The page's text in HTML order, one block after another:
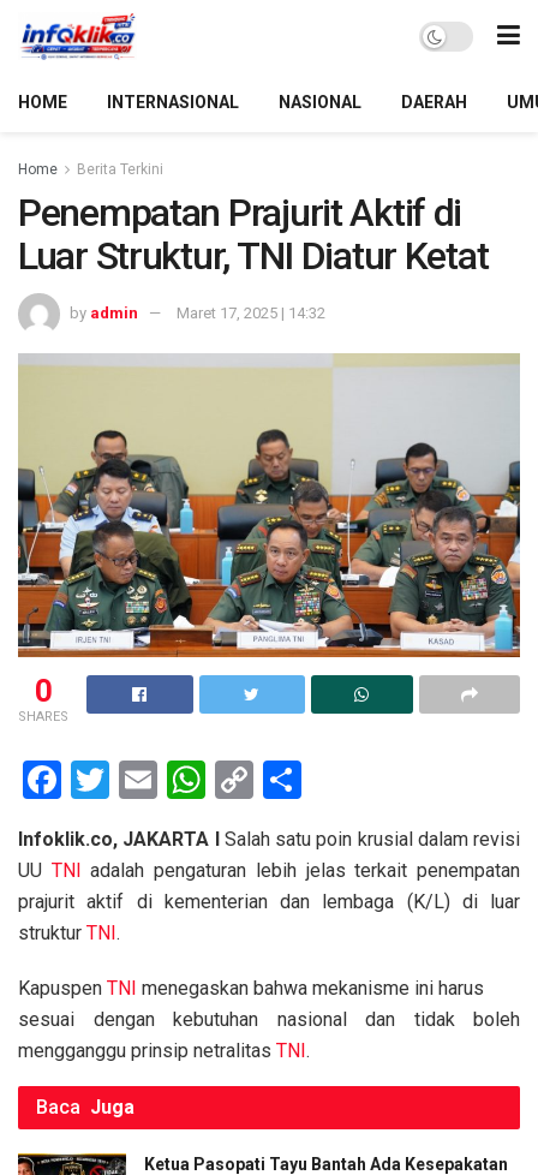
HOME INTERNASIONAL NASIONAL DAERAH
Home Berita Terkini
Penempatan Prajurit Aktif di
Luar Struktur, TNI Diatur Ketat
by admin Maret 17, 2025 | 14:32
0
SHARES
F
ce
b
o
o
k
T
tt
er
E
ail
W
at
s
p
p
C
py
Li
k
ar
e
Infoklik.co, JAKARTA ISalah satu poin krusial dalam revisi
UU TNI adalah pengaturan lebih jelas terkait penempatan
prajurit aktif di kementerian dan lembaga (K/L) di luar
struktur TNI.
Kapuspen TNI menegaskan bahwa mekanisme ini harus
sesuai dengan kebutuhan nasional dan tidak boleh
mengganggu prinsip netralitas TNI.
Baca Juga
Ketua Pasopati Tayu Bantah Ada Kesepakatan